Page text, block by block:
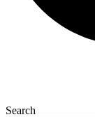
Search